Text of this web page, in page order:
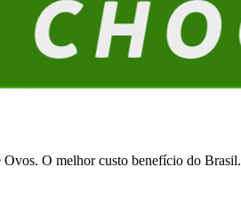
O melhor custo benefício do Brasil.